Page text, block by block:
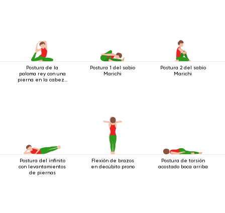
Postura de la
paloma rey con una
pierna en la cabeza
Postura 1 del sabio
Marichi
Postura 2 del sabio
Marichi
Postura del infinito
con levantamientos
de piernas
Flexión de brazos
en decúbito prono
Postura de torsión
acostado boca arriba